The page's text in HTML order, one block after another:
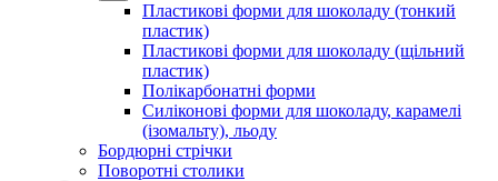
Пластикові форми для шоколаду (тонкий
пластик)
Пластикові форми для шоколаду (щільний
пластик)
Полікарбонатні форми
Силіконові форми для шоколаду, карамелі
(ізомальту), льоду
Бордюрні стрічки
Поворотні столики